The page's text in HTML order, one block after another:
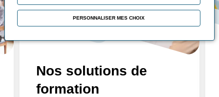
Nos solutions de
formation
PERSONNALISER MES CHOIX